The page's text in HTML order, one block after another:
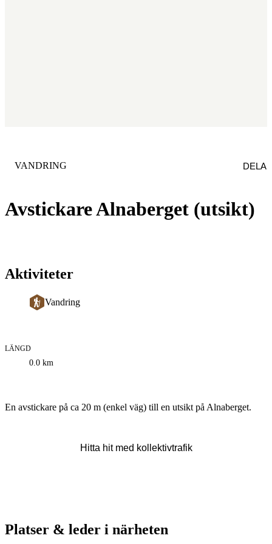
Avstickare Alnaberget (utsikt)
KATEGORI:
VANDRING DELA
Aktiviteter
Vandring
Information
LÄNGD
0.0 km
Beskrivning
En avstickare på ca 20 m (enkel väg) till en utsikt på Alnaberget.
Hitta hit med kollektivtrafik
Platser & leder i närheten